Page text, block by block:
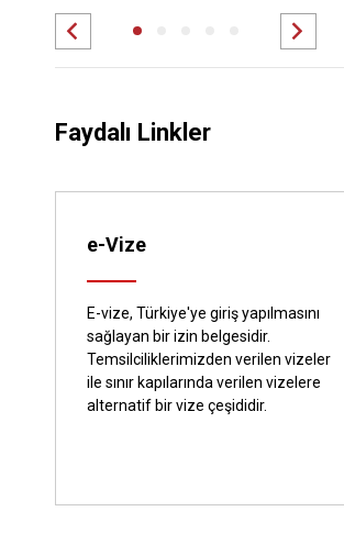
Faydalı Linkler
e-Vize
E-vize, Türkiye'ye giriş yapılmasını
sağlayan bir izin belgesidir.
Temsilciliklerimizden verilen vizeler
ile sınır kapılarında verilen vizelere
alternatif bir vize çeşididir.